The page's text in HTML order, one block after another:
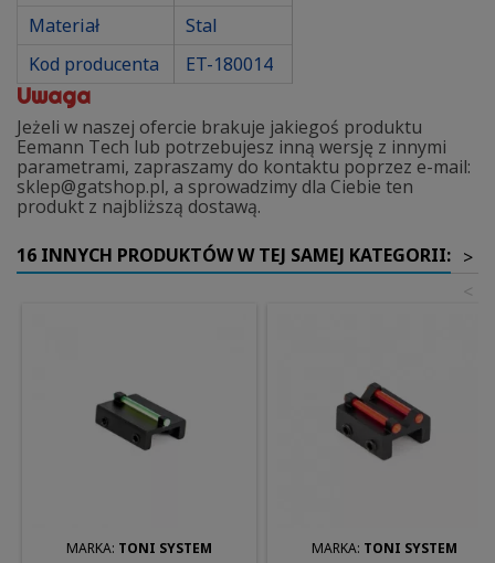
Materiał
Stal
Kod producenta
ET-180014
Uwaga
Jeżeli w naszej ofercie brakuje jakiegoś produktu
Eemann Tech lub potrzebujesz inną wersję z innymi
parametrami, zapraszamy do kontaktu poprzez e-mail:
sklep@gatshop.pl, a sprowadzimy dla Ciebie ten
produkt z najbliższą dostawą.
16 INNYCH PRODUKTÓW W TEJ SAMEJ KATEGORII: >
<
MARKA: TONI SYSTEM MARKA: TONI SYSTEM